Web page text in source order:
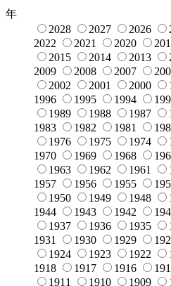
年
2028
2027 2026
2022
2021 2020
2015
2014 2013
2009
2008 2007
2002
2001 2000
1996
1995 1994
1989
1988 1987
1983
1982 1981
1976
1975 1974
1970
1969 1968
1963
1962 1961
1957
1956 1955
1950
1949 1948
1944
1943 1942
1937
1936 1935
1931
1930 1929
1924
1923 1922
1918
1917 1916
1911
1910 1909